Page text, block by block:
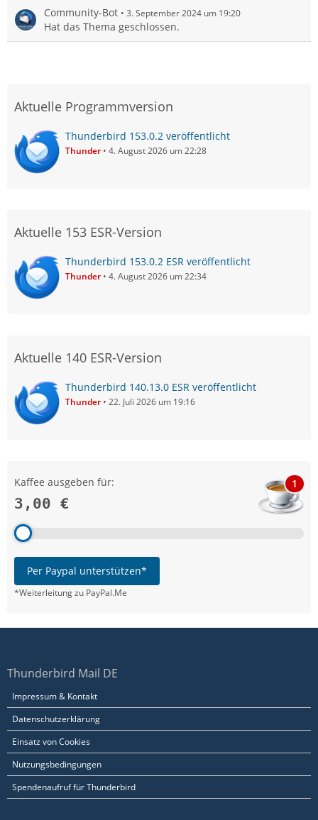
Community-Bot 3. September 2024 um 19:20
Hat das Thema geschlossen.
Aktuelle Programmversion
Thunderbird 153.0.2 veröffentlicht
Thunder 4. August 2026 um 22:28
Aktuelle 153 ESR-Version
Thunderbird 153.0.2 ESR veröffentlicht
Thunder 4. August 2026 um 22:34
Aktuelle 140 ESR-Version
Thunderbird 140.13.0 ESR veröffentlicht
Thunder 22. Juli 2026 um 19:16
Kaffee ausgeben für:
3,00 €
1
Per Paypal unterstützen*
*Weiterleitung zu PayPal.Me
Thunderbird Mail DE
Impressum & Kontakt
Datenschutzerklärung
Einsatz von Cookies
Nutzungsbedingungen
Spendenaufruf für Thunderbird